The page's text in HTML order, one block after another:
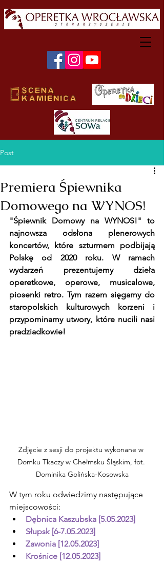
Post
Premiera Śpiewnika
Domowego na WYNOS!
"Śpiewnik Domowy na WYNOS!" to
najnowsza odsłona plenerowych
koncertów, które szturmem podbijają
Polskę od 2020 roku. W ramach
wydarzeń prezentujemy dzieła
operetkowe, operowe, musicalowe,
piosenki retro. Tym razem sięgamy do
staropolskich kulturowych korzeni i
przypominamy utwory, które nucili nasi
pradziadkowie!
Zdjęcie z sesji do projektu wykonane w
Domku Tkaczy w Chełmsku Śląskim, fot.
Dominika Golińska-Kosowska
W tym roku odwiedzimy następujące
miejscowości:
Dębnica Kaszubska [5.05.2023]
Słupsk [6-7.05.2023]
Zawonia [12.05.2023]
Krośnice [12.05.2023]